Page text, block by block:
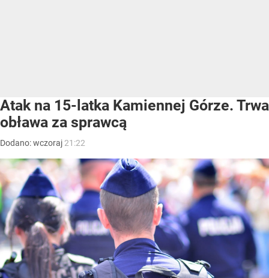
Atak na 15-latka Kamiennej Górze. Trwa
obława za sprawcą
Dodano:wczoraj 21:22